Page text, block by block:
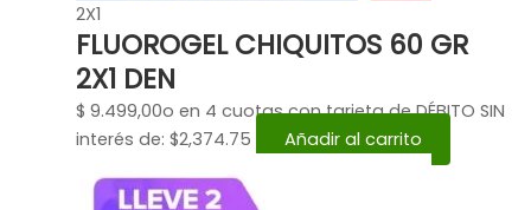
2X1
FLUOROGEL CHIQUITOS 60 GR
2X1 DEN
$ 9.499,00o en 4 cuotas con tarjeta de DÉBITO SIN
interés de: $2,374.75
Añadir al carrito